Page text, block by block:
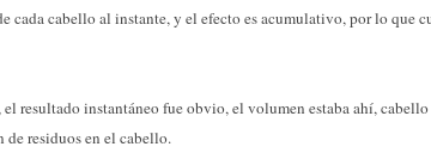
cada cabello al instante, y el efecto es acumulativo, por lo que
el resultado instantáneo fue obvio, el volumen estaba ahí,
de residuos en el cabello.